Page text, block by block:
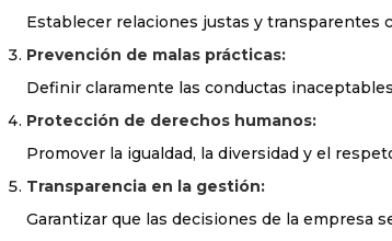
Establecer relaciones justas y transparentes
Prevención de malas prácticas:
Definir claramente las conductas
Protección de derechos humanos:
Promover la igualdad, la diversidad y el
Transparencia en la gestión:
Garantizar que las decisiones de la empresa